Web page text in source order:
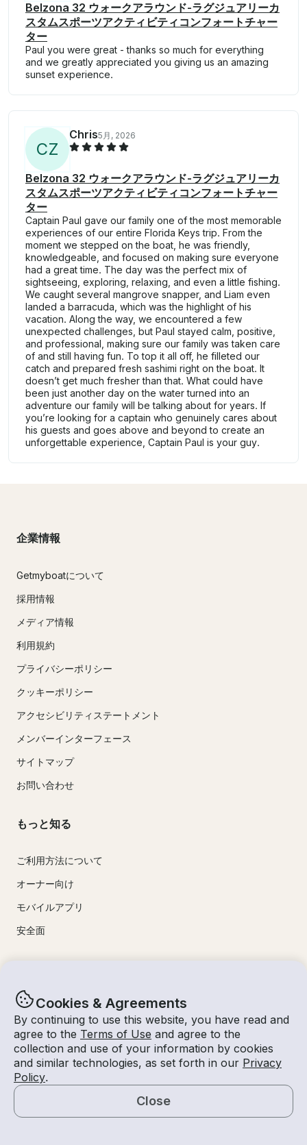
Cookies & Agreements
By continuing to use this website, you have read and
agree to the Terms of Use and agree to the
collection and use of your information by cookies
and similar technologies, as set forth in our Privacy
Policy.
Close
地図
Belzona 32 ウォークアラウンド-ラグジュアリーカ
スタムスポーツアクティビティコンフォートチャー
ター
Paul you were great - thanks so much for everything
and we greatly appreciated you giving us an amazing
sunset experience.
CZ
Chris5月, 2026
Belzona 32 ウォークアラウンド-ラグジュアリーカ
スタムスポーツアクティビティコンフォートチャー
ター
Captain Paul gave our family one of the most memorable
experiences of our entire Florida Keys trip. From the
moment we stepped on the boat, he was friendly,
knowledgeable, and focused on making sure everyone
had a great time. The day was the perfect mix of
sightseeing, exploring, relaxing, and even a little fishing.
We caught several mangrove snapper, and Liam even
landed a barracuda, which was the highlight of his
vacation. Along the way, we encountered a few
unexpected challenges, but Paul stayed calm, positive,
and professional, making sure our family was taken care
of and still having fun. To top it all off, he filleted our
catch and prepared fresh sashimi right on the boat. It
doesn’t get much fresher than that. What could have
been just another day on the water turned into an
adventure our family will be talking about for years. If
you’re looking for a captain who genuinely cares about
his guests and goes above and beyond to create an
unforgettable experience, Captain Paul is your guy.
企業情報
Getmyboatについて
採用情報
メディア情報
利用規約
プライバシーポリシー
クッキーポリシー
アクセシビリティステートメント
メンバーインターフェース
サイトマップ
お問い合わせ
もっと知る
ご利用方法について
オーナー向け
モバイルアプリ
安全面
ボートレンタル
ジェットスキーレンタル
フィッシングチャーター
ハウスボートレンタル